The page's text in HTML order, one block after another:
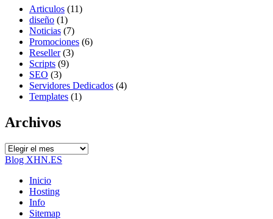
Articulos (11)
diseño (1)
Noticias (7)
Promociones (6)
Reseller(3)
Scripts (9)
SEO (3)
Servidores Dedicados (4)
Templates (1)
Archivos
Archivos
Blog XHN.ES
Inicio
Hosting
Info
Sitemap